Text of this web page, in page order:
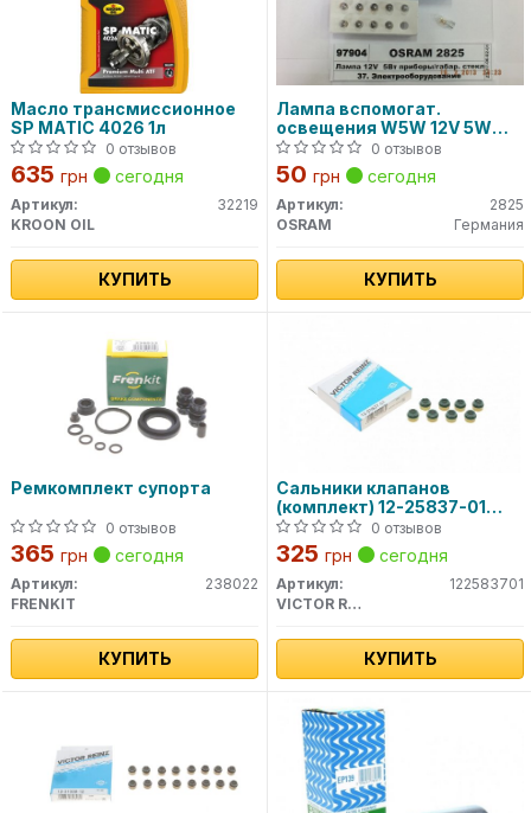
Масло трансмиссионное
SP MATIC 4026 1л
0 отзывов
635 грн сегодня
Артикул:
32219
KROON OIL
КУПИТЬ
Лампа вспомогат.
освещения W5W 12V 5W
W2.1x9.5d (пр-во OSRAM)
0 отзывов
50 грн сегодня
Артикул:
2825
OSRAM
Германия
КУПИТЬ
Ремкомплект супорта
0 отзывов
365 грн сегодня
Артикул:
238022
FRENKIT
КУПИТЬ
Сальники клапанов
(комплект) 12-25837-01
VICTOR REINZ0 отзывов
325 грн сегодня
Артикул:
122583701
VICTOR REINZ
КУПИТЬ